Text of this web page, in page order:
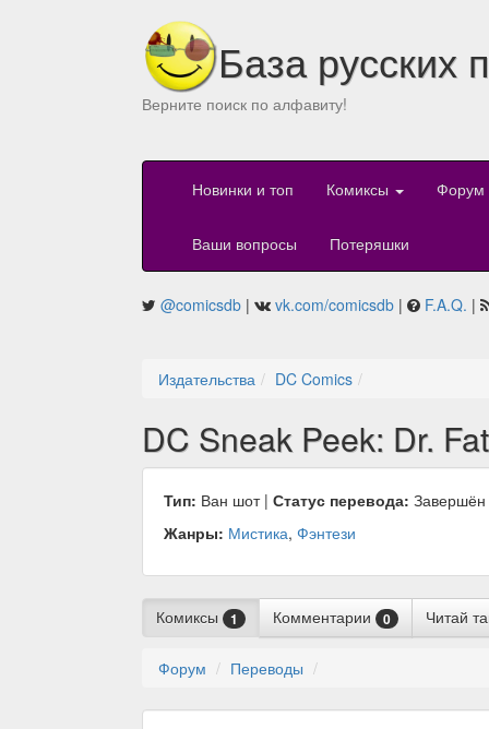
База русских
Верните поиск по алфавиту!
Новинки и топ Комиксы Форум
Ваши вопросы Потеряшки
@comicsdb | vk.com/comicsdb | F.A.Q. |
Издательства DC Comics
DC Sneak Peek: Dr.
Тип: Ван шот | Статус перевода:
Жанры: Мистика, Фэнтези
Комиксы 1 Комментарии 0 Читай
Форум Переводы